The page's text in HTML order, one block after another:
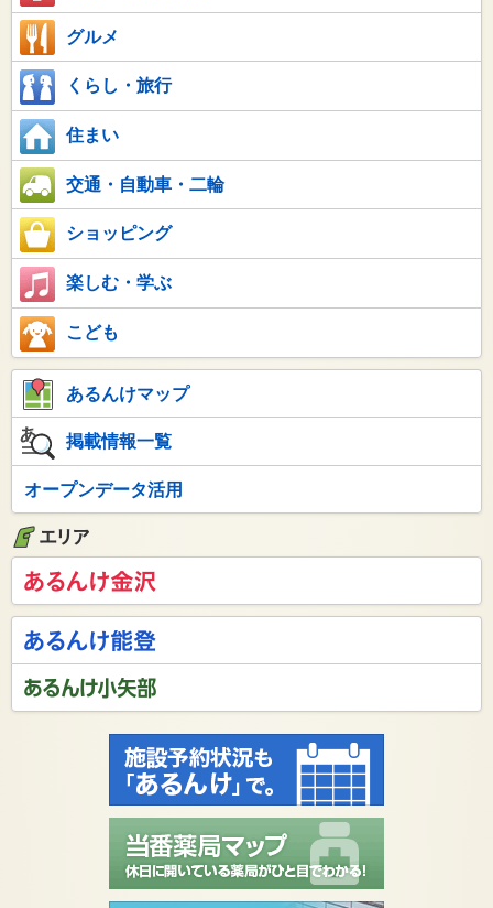
グルメ
くらし・旅行
住まい
交通・自動車・二輪
ショッピング
楽しむ・学ぶ
こども
あるんけマップ
掲載情報一覧
オープンデータ活用